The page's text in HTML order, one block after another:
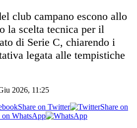
club campano escono allo
la scelta tecnica per il
di Serie C, chiarendo i
legata alle tempistiche
2026, 11:25
Share on Twitter
Share on
on WhatsApp